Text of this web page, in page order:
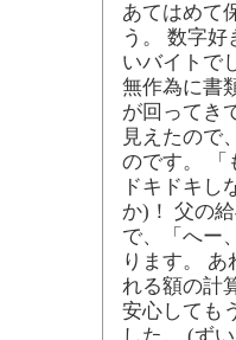
あてはめて
う。 数字
いバイトで
無作為に書
が回ってき
見えたので
のです。 「
ドキドキし
か)！ 父の
で、「へー
ります。
れる額の計
安心しても